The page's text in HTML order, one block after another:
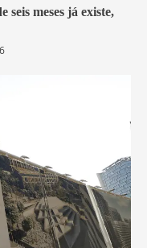
seis meses já existe,